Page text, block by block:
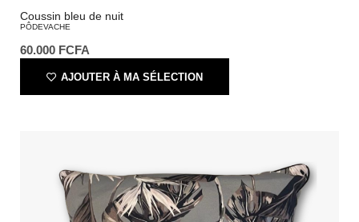
Coussin bleu de nuit
PÔDEVACHE
60.000 FCFA
AJOUTER À MA SÉLECTION